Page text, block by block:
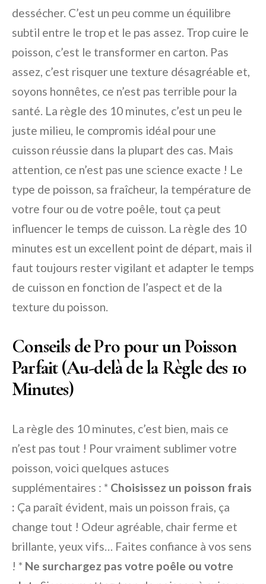
dessécher. C’est un peu comme un équilibre
subtil entre le trop et le pas assez. Trop cuire le
poisson, c’est le transformer en carton. Pas
assez, c’est risquer une texture désagréable et,
soyons honnêtes, ce n’est pas terrible pour la
santé. La règle des 10 minutes, c’est un peu le
juste milieu, le compromis idéal pour une
cuisson réussie dans la plupart des cas. Mais
attention, ce n’est pas une science exacte ! Le
type de poisson, sa fraîcheur, la température de
votre four ou de votre poêle, tout ça peut
influencer le temps de cuisson. La règle des 10
minutes est un excellent point de départ, mais il
faut toujours rester vigilant et adapter le temps
de cuisson en fonction de l’aspect et de la
texture du poisson.
Conseils de Pro pour un Poisson
Parfait (Au-delà de la Règle des 10
Minutes)
La règle des 10 minutes, c’est bien, mais ce
n’est pas tout ! Pour vraiment sublimer votre
poisson, voici quelques astuces
supplémentaires : * Choisissez un poisson frais
: Ça paraît évident, mais un poisson frais, ça
change tout ! Odeur agréable, chair ferme et
brillante, yeux vifs… Faites confiance à vos sens
! * Ne surchargez pas votre poêle ou votre